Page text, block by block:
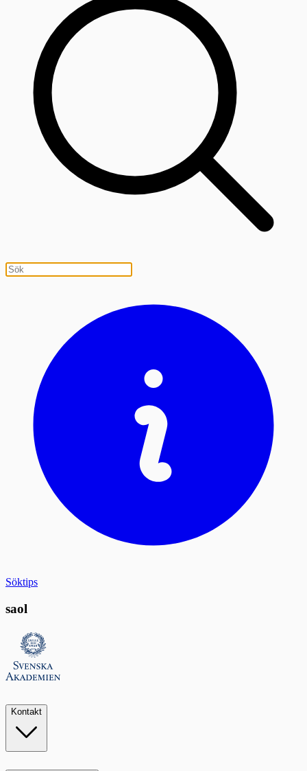
Söktips
saol
Kontakt